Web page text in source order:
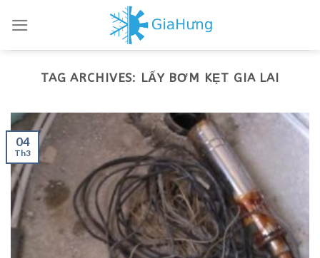
TAG ARCHIVES: LẤY BƠM KẸT GIA LAI
04
Th3